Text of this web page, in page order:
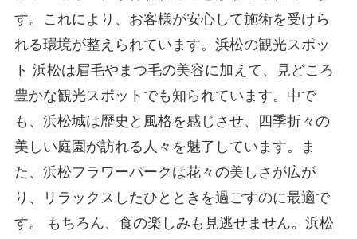
す。これにより、お客様が安心して施術を受けら
れる環境が整えられています。 ​​​浜松の観光スポッ
ト 浜松は眉毛やまつ毛の美容に加えて、見どころ
豊かな観光スポットでも知られています。中で
も、浜松城は歴史と風格を感じさせ、四季折々の
美しい庭園が訪れる人々を魅了しています。ま
た、浜松フラワーパークは花々の美しさが広が
り、リラックスしたひとときを過ごすのに最適で
す。 もちろん、食の楽しみも見逃せません。浜松